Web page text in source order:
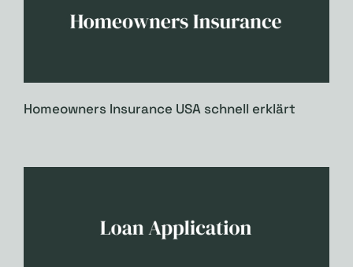
Homeowners Insurance USA schnell erklärt